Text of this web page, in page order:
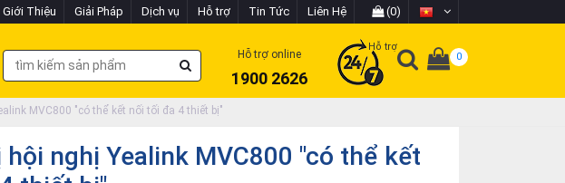
Giới Thiệu Giải Pháp Dịch vụ Hỗ trợ Tin Tức Liên Hệ (0)
Hỗ trợ online
1900 2626
Hỗ trợ
0
MVC800 "có thể kết nối tối đa 4 thiết bị"
nghị Yealink MVC800 "có thể kết